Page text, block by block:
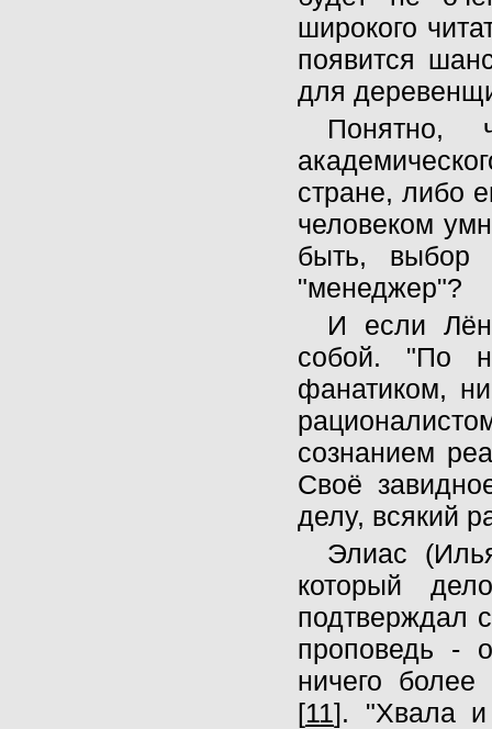
широкого
появится
для
Понятно,
стране, либо
человеком
быть, выбор
"менеджер"?
И если
собой. "По
фанатиком,
сознанием
Своё
делу, всякий
Элиас
который
подтверждал
проповедь -
ничего
[11]. "Хвала и